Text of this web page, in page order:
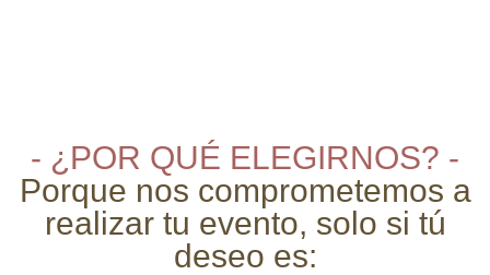
- ¿POR QUÉ ELEGIRNOS? -
Porque nos comprometemos a
realizar tu evento, solo si tú
deseo es: